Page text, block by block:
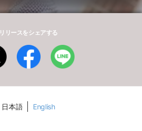
リリースをシェアする
日本語 English